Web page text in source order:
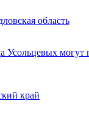
область
Усольцевых могут
край